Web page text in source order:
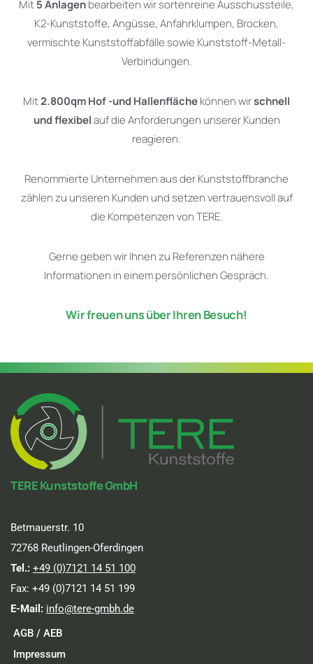
Mit5 Anlagenbearbeiten wir sortenreine Ausschussteile,
K2-Kunststoffe, Angüsse, Anfahrklumpen, Brocken,
vermischte Kunststoffabfälle sowie Kunststoff-Metall-
Verbindungen.
Mit2.800qm Hof -und Hallenflächekönnen wirschnell
und flexibelauf die Anforderungen unserer Kunden
reagieren.
Renommierte Unternehmen aus der Kunststoffbranche
zählen zu unseren Kunden und setzen vertrauensvoll auf
die Kompetenzen von TERE.
Gerne geben wir Ihnen zu Referenzen nähere
Informationen in einem persönlichen Gespräch.
Wir freuen uns über Ihren Besuch!
TERE Kunststoffe GmbH
Betmauerstr. 10
72768 Reutlingen-Oferdingen
Tel.: +49 (0)7121 14 51 100
Fax: +49 (0)7121 14 51 199
E-Mail: info@tere-gmbh.de
AGB / AEB
Impressum